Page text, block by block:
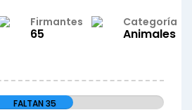
Firmantes
65
Categoría
Animales
FALTAN 35